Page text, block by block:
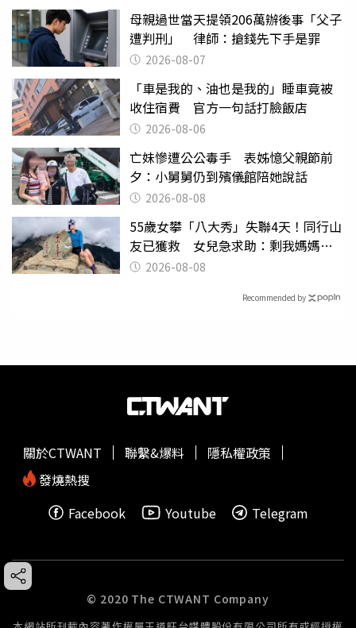
母親過世當天提領206萬辦後事「父子
遭判刑」 律師：搶錢先下手是罪
2026-08-07
「車是我的、油也是我的」睡車竟被
收住宿費 官方一句話打臉飯店
2026-08-06
亡妹慘遭公公毒手 表姊憶父親節前
夕：小舅舅仍到殯儀館陪她說話
2026-08-08
55歲女攀「八大秀」失聯4天！同行山
友已獲救 女兒急求助：剩我媽媽還
沒找到
2026-08-08
Recommended by
關於CTWANT 聯繫&爆料
隱私權政策
發燒熱搜
Facebook
Youtube Telegram
© 2020 The CTWANT Company